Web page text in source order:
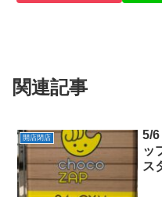
関連記事
開店閉店
5/
ッ
ス